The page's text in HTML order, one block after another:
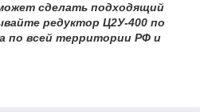
сделать подходящий
редуктор Ц2У-400 по
по всей территории РФ и